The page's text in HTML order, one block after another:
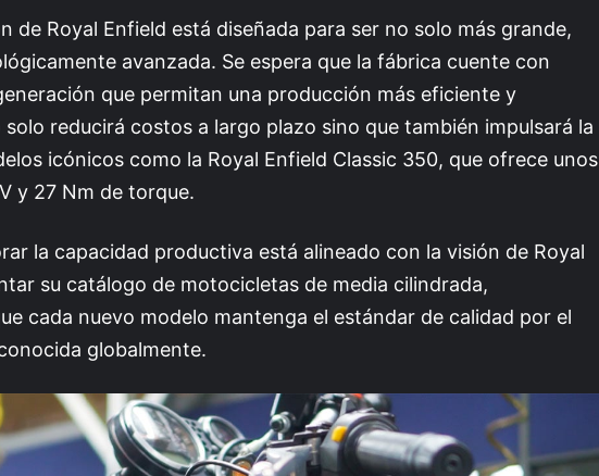
de Royal Enfield está diseñada para ser no solo más grande,
avanzada. Se espera que la fábrica cuente con
que permitan una producción más eficiente y
reducirá costos a largo plazo sino que también impulsará la
icónicos como la Royal Enfield Classic 350, que ofrece unos
y 27 Nm de torque.
la capacidad productiva está alineado con la visión de Royal
su catálogo de motocicletas de media cilindrada,
cada nuevo modelo mantenga el estándar de calidad por el
globalmente.